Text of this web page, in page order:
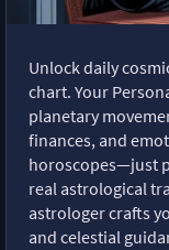
Unlock daily
chart. Your
planetary
finances, and
horoscopes—just
real astrological
astrologer crafts
and celestial